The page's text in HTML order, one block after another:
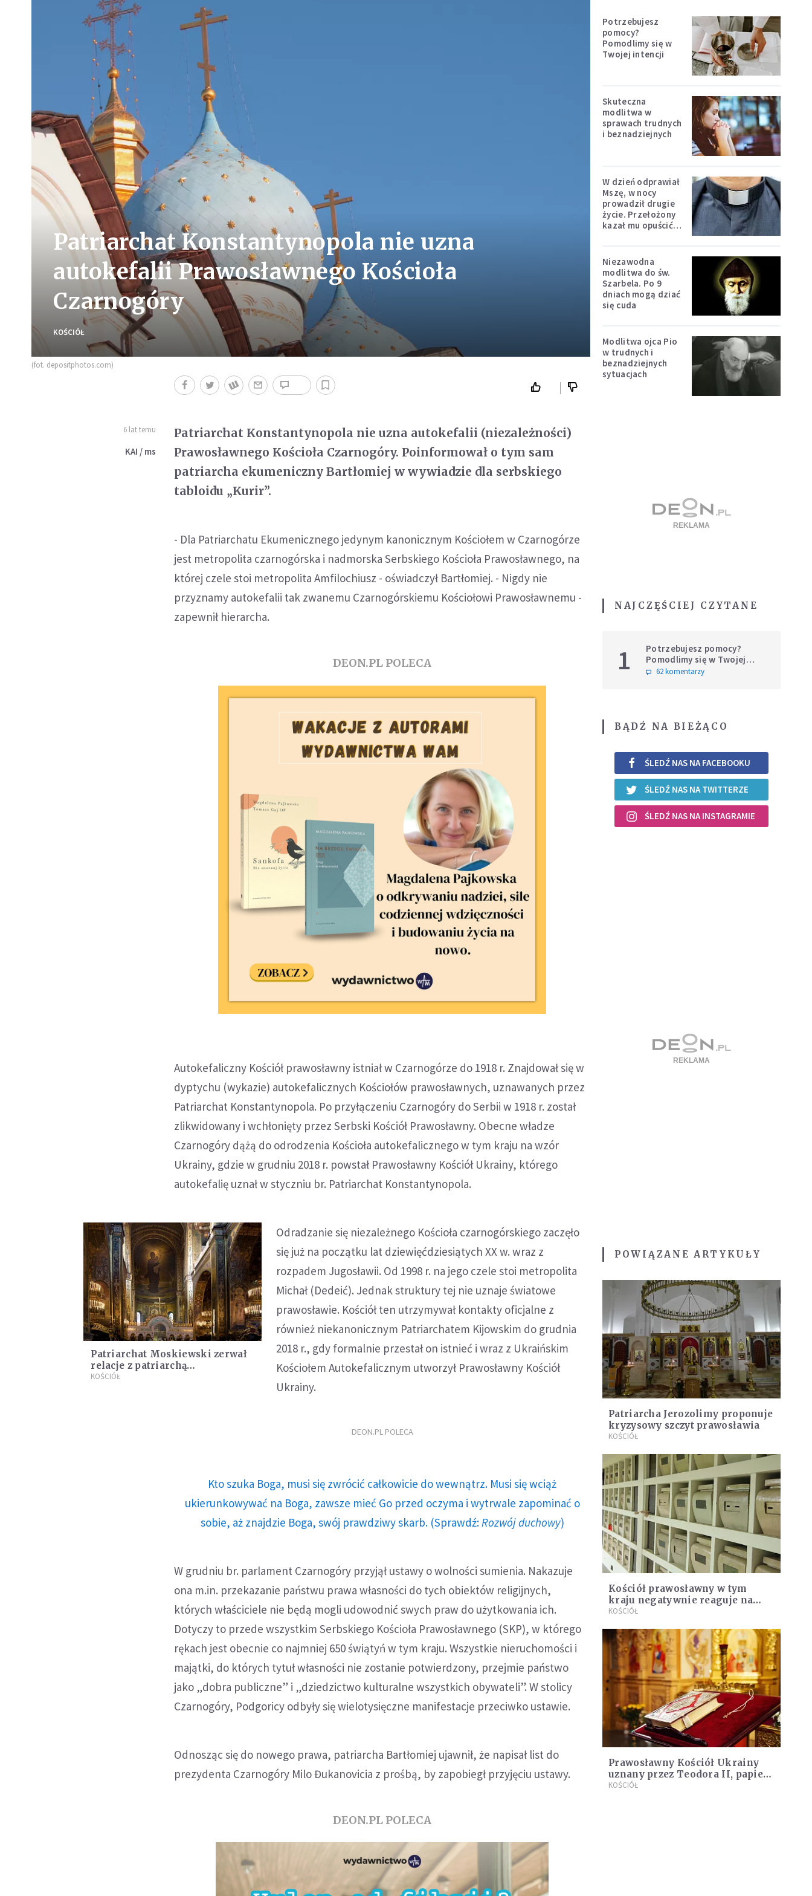
Patriarchat Konstantynopola nie uzna
autokefalii Prawosławnego Kościoła
Czarnogóry
KOŚCIÓŁ
(fot. depositphotos.com)
6 lat temu
KAI / ms
Patriarchat Konstantynopola nie uzna autokefalii (niezależności)
Prawosławnego Kościoła Czarnogóry. Poinformował o tym sam
patriarcha ekumeniczny Bartłomiej w wywiadzie dla serbskiego
tabloidu „Kurir”.
- Dla Patriarchatu Ekumenicznego jedynym kanonicznym Kościołem w Czarnogórze
jest metropolita czarnogórska i nadmorska Serbskiego Kościoła Prawosławnego, na
której czele stoi metropolita Amfilochiusz - oświadczył Bartłomiej. - Nigdy nie
przyznamy autokefalii tak zwanemu Czarnogórskiemu Kościołowi Prawosławnemu -
zapewnił hierarcha.
DEON.PL POLECA
Autokefaliczny Kościół prawosławny istniał w Czarnogórze do 1918 r. Znajdował się w
dyptychu (wykazie) autokefalicznych Kościołów prawosławnych, uznawanych przez
Patriarchat Konstantynopola. Po przyłączeniu Czarnogóry do Serbii w 1918 r. został
zlikwidowany i wchłonięty przez Serbski Kościół Prawosławny. Obecne władze
Czarnogóry dążą do odrodzenia Kościoła autokefalicznego w tym kraju na wzór
Ukrainy, gdzie w grudniu 2018 r. powstał Prawosławny Kościół Ukrainy, którego
autokefalię uznał w styczniu br. Patriarchat Konstantynopola.
Patriarchat Moskiewski zerwał
relacje z patriarchą
aleksandryjskim
KOŚCIÓŁ
Odradzanie się niezależnego Kościoła czarnogórskiego zaczęło
się już na początku lat dziewięćdziesiątych XX w. wraz z
rozpadem Jugosławii. Od 1998 r. na jego czele stoi metropolita
Michał (Dedeić). Jednak struktury tej nie uznaje światowe
prawosławie. Kościół ten utrzymywał kontakty oficjalne z
również niekanonicznym Patriarchatem Kijowskim do grudnia
2018 r., gdy formalnie przestał on istnieć i wraz z Ukraińskim
Kościołem Autokefalicznym utworzył Prawosławny Kościół
Ukrainy.
DEON.PL POLECA
Kto szuka Boga, musi się zwrócić całkowicie do wewnątrz. Musi się wciąż
ukierunkowywać na Boga, zawsze mieć Go przed oczyma i wytrwale zapominać o
sobie, aż znajdzie Boga, swój prawdziwy skarb. (Sprawdź: Rozwój duchowy)
W grudniu br. parlament Czarnogóry przyjął ustawy o wolności sumienia. Nakazuje
ona m.in. przekazanie państwu prawa własności do tych obiektów religijnych,
których właściciele nie będą mogli udowodnić swych praw do użytkowania ich.
Dotyczy to przede wszystkim Serbskiego Kościoła Prawosławnego (SKP), w którego
rękach jest obecnie co najmniej 650 świątyń w tym kraju. Wszystkie nieruchomości i
majątki, do których tytuł własności nie zostanie potwierdzony, przejmie państwo
jako „dobra publiczne” i „dziedzictwo kulturalne wszystkich obywateli”. W stolicy
Czarnogóry, Podgoricy odbyły się wielotysięczne manifestacje przeciwko ustawie.
Odnosząc się do nowego prawa, patriarcha Bartłomiej ujawnił, że napisał list do
prezydenta Czarnogóry Milo Đukanovicia z prośbą, by zapobiegł przyjęciu ustawy.
DEON.PL POLECA
Potrzebujesz
pomocy?
Pomodlimy się w
Twojej intencji
Skuteczna
modlitwa w
sprawach trudnych
i beznadziejnych
W dzień odprawiał
Mszę, w nocy
prowadził drugie
życie. Przełożony
kazał mu opuścić
Niezawodna
modlitwa do św.
Szarbela. Po 9
dniach mogą dziać
się cuda
Modlitwa ojca Pio
w trudnych i
beznadziejnych
sytuacjach
NAJCZĘŚCIEJ CZYTANE
1
Potrzebujesz pomocy?
Pomodlimy się w Twojej
intencji
62 komentarzy
BĄDŹ NA BIEŻĄCO
ŚLEDŹ NAS NA FACEBOOKU
ŚLEDŹ NAS NA TWITTERZE
ŚLEDŹ NAS NA INSTAGRAMIE
POWIĄZANE ARTYKUŁY
Patriarcha Jerozolimy proponuje
kryzysowy szczyt prawosławia
KOŚCIÓŁ
Kościół prawosławny w tym
kraju negatywnie reaguje na
pierwsze krematorium
KOŚCIÓŁ
Prawosławny Kościół Ukrainy
uznany przez Teodora II, papieża
i patriarchę Aleksandrii i całej
KOŚCIÓŁ